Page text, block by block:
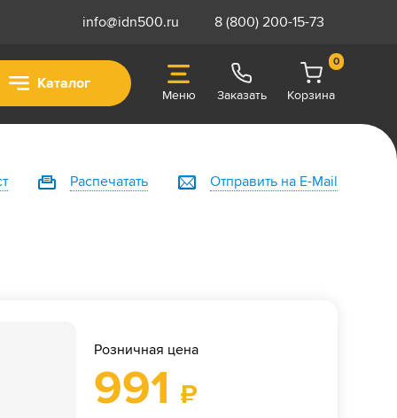
info@idn500.ru 8 (800) 200-15-73
Каталог
Меню Заказать
0
Корзина
Распечатать Отправить на E-Mail
Розничная цена
991 ₽